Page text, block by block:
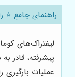
راهنمای جامع ⭐️
لیفتراک‌های
پیشرفته، قادر
عملیات بارگیری